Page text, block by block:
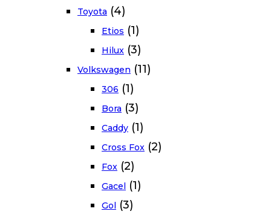
Toyota (4)
Etios (1)
Hilux (3)
Volkswagen (11)
306 (1)
Bora (3)
Caddy (1)
Cross Fox (2)
Fox (2)
Gacel (1)
Gol (3)